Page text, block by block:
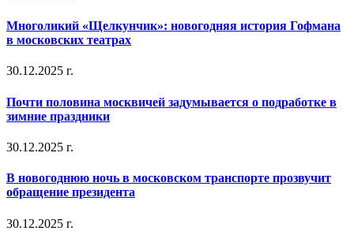
Многоликий «Щелкунчик»: новогодняя история Гофмана
в московских театрах
30.12.2025 г.
Почти половина москвичей задумывается о подработке в
зимние праздники
30.12.2025 г.
В новогоднюю ночь в московском транспорте прозвучит
обращение президента
30.12.2025 г.